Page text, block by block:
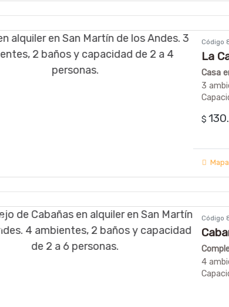
Código
La
Casa
3
$
Mapa
Código
4